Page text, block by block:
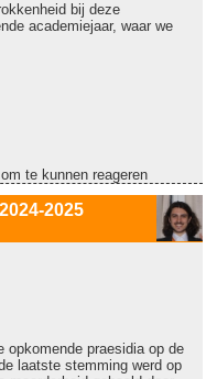
bij deze
academiejaar, waar we
te kunnen reageren
2025
opkomende praesidia op de
laatste stemming werd op